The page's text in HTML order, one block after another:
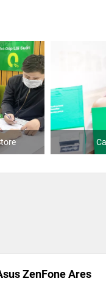
ZenFone Ares